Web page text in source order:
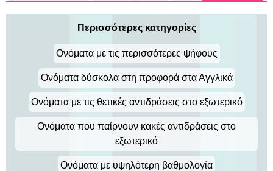
Περισσότερες κατηγορίες
Ονόματα με τις περισσότερες ψήφους
Ονόματα δύσκολα στη προφορά στα Αγγλικά
Ονόματα με τις θετικές αντιδράσεις στο εξωτερικό
Ονόματα που παίρνουν κακές αντιδράσεις στο
εξωτερικό
Ονόματα με υψηλότερη βαθμολογία